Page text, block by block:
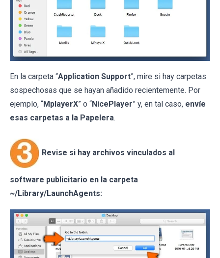
En la carpeta “Application Support”, mire si hay carpetas
sospechosas que se hayan añadido recientemente. Por
ejemplo, “MplayerX” o “NicePlayer” y, en tal caso, envíe
esas carpetas a la Papelera.
Revise si hay archivos vinculados al
software publicitario en la carpeta
~/Library/LaunchAgents: